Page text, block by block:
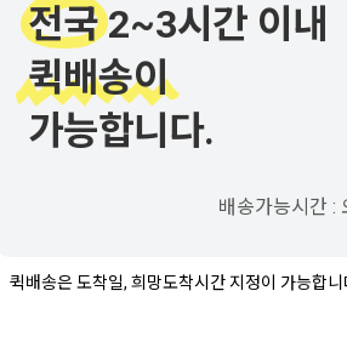
전국 2~3시간 이내
퀵배송이
가능합니다.
배송가능시간 :
퀵배송은 도착일, 희망도착시간 지정이 가능합니